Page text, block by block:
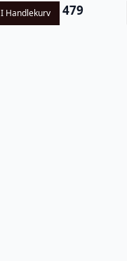
Handlekurv 479